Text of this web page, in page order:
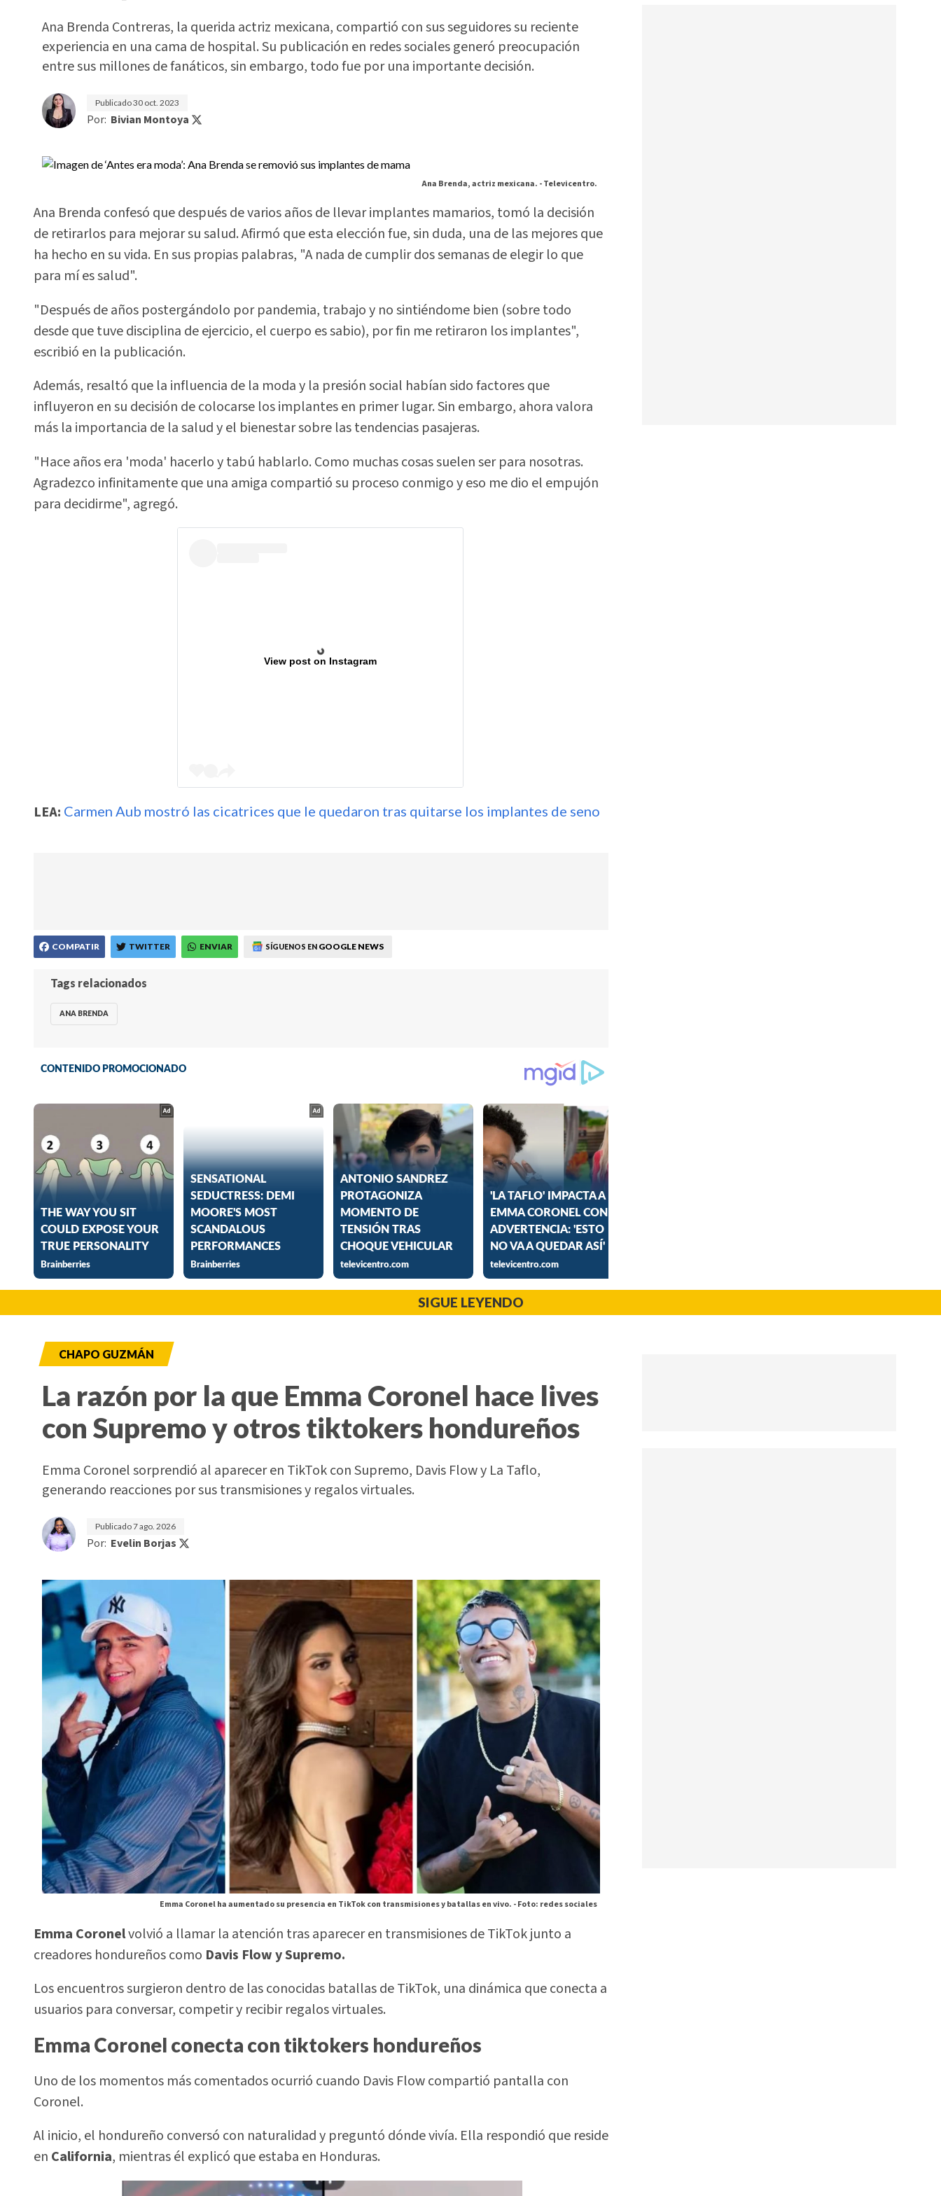
Ana Brenda Contreras, la querida actriz mexicana, compartió con sus seguidores su reciente
experiencia en una cama de hospital. Su publicación en redes sociales generó preocupación
entre sus millones de fanáticos, sin embargo, todo fue por una importante decisión.
Publicado30 oct. 2023
Por: Bivian Montoya
Ana Brenda, actriz mexicana. -Televicentro.
Ana Brenda confesó que después de varios años de llevar implantes mamarios, tomó la decisión
de retirarlos para mejorar su salud. Afirmó que esta elección fue, sin duda, una de las mejores que
ha hecho en su vida. En sus propias palabras, "A nada de cumplir dos semanas de elegir lo que
para mí es salud".
"Después de años postergándolo por pandemia, trabajo y no sintiéndome bien (sobre todo
desde que tuve disciplina de ejercicio, el cuerpo es sabio), por fin me retiraron los implantes",
escribió en la publicación.
Además, resaltó que la influencia de la moda y la presión social habían sido factores que
influyeron en su decisión de colocarse los implantes en primer lugar. Sin embargo, ahora valora
más la importancia de la salud y el bienestar sobre las tendencias pasajeras.
"Hace años era 'moda' hacerlo y tabú hablarlo. Como muchas cosas suelen ser para nosotras.
Agradezco infinitamente que una amiga compartió su proceso conmigo y eso me dio el empujón
para decidirme", agregó.
View post on Instagram
LEA: Carmen Aub mostró las cicatrices que le quedaron tras quitarse los implantes de seno
COMPATIR TWITTER ENVIAR SÍGUENOS EN GOOGLE NEWS
Tags relacionados
ANA BRENDA
SIGUE LEYENDO
CHAPO GUZMÁN
La razón por la que Emma Coronel hace lives
con Supremo y otros tiktokers hondureños
Emma Coronel sorprendió al aparecer en TikTok con Supremo, Davis Flow y La Taflo,
generando reacciones por sus transmisiones y regalos virtuales.
Publicado7 ago. 2026
Por: Evelin Borjas
Emma Coronel ha aumentado su presencia en TikTok con transmisiones y batallas en vivo. -Foto: redes sociales
Emma Coronelvolvió a llamar la atención tras aparecer en transmisiones de TikTok junto a
creadores hondureños como Davis Flow y Supremo.
Los encuentros surgieron dentro de las conocidas batallas de TikTok, una dinámica que conecta a
usuarios para conversar, competir y recibir regalos virtuales.
Emma Coronel conecta con tiktokers hondureños
Uno de los momentos más comentados ocurrió cuando Davis Flow compartió pantalla con
Coronel.
Al inicio, el hondureño conversó con naturalidad y preguntó dónde vivía. Ella respondió que reside
en California, mientras él explicó que estaba en Honduras.